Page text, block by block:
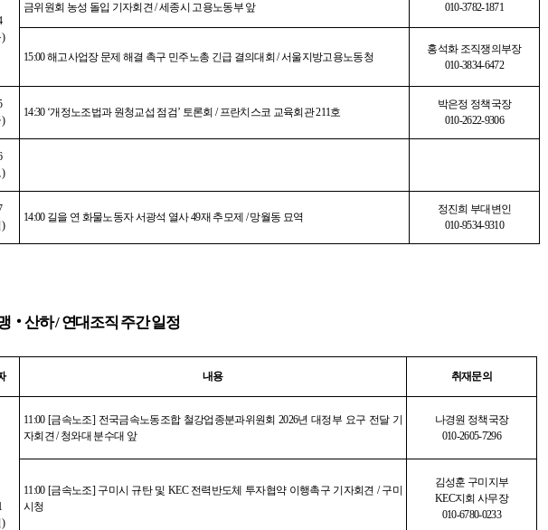
)
금위원회 농성 돌입 기자회견/세종시 고용노동부 앞
010-3782-1871
15:00해고사업장 문제 해결 촉구 민주노총 긴급 결의대회/서울지방고용노동청
홍석화 조직쟁의부장
010-3834-6472
)
14:30 ‘개정노조법과 원청교섭 점검’ 토론회/프란치스코 교육회관211호
박은정 정책국장
010-2622-9306
)
)
14:00 길을 연 화물노동자 서광석 열사49재 추모제 /망월동 묘역
정진희 부대변인
010-9534-9310
‧산하/연대조직 주간 일정
내용 취재문의
)
11:00 [금속노조] 전국금속노동조합 철강업종분과위원회2026년 대정부 요구 전달 기
자회견/청와대 분수대 앞
나경원 정책국장
010-2605-7296
11:00 [금속노조] 구미시 규탄 및 KEC 전력반도체 투자협약 이행촉구 기자회견 /구미
시청
김성훈 구미지부
KEC지회 사무장
010-6780-0233